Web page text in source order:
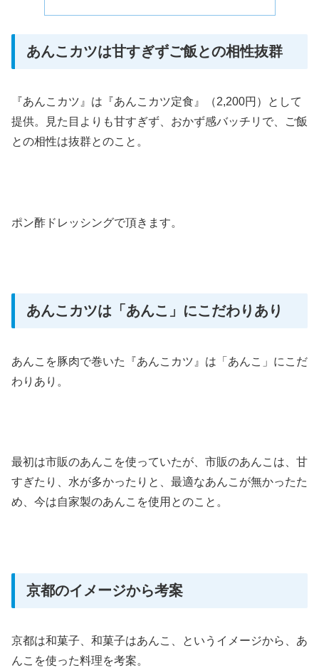
あんこカツは甘すぎずご飯との相性抜群
『あんこカツ』は『あんこカツ定食』（2,200円）として
提供。見た目よりも甘すぎず、おかず感バッチリで、ご飯
との相性は抜群とのこと。
ポン酢ドレッシングで頂きます。
あんこカツは「あんこ」にこだわりあり
あんこを豚肉で巻いた『あんこカツ』は「あんこ」にこだ
わりあり。
最初は市販のあんこを使っていたが、市販のあんこは、甘
すぎたり、水が多かったりと、最適なあんこが無かったた
め、今は自家製のあんこを使用とのこと。
京都のイメージから考案
京都は和菓子、和菓子はあんこ、というイメージから、あ
んこを使った料理を考案。